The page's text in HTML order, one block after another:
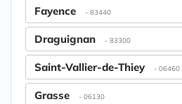
Fayence - 83440
Draguignan - 83300
Saint-Vallier-de-Thiey - 06460
Grasse - 06130